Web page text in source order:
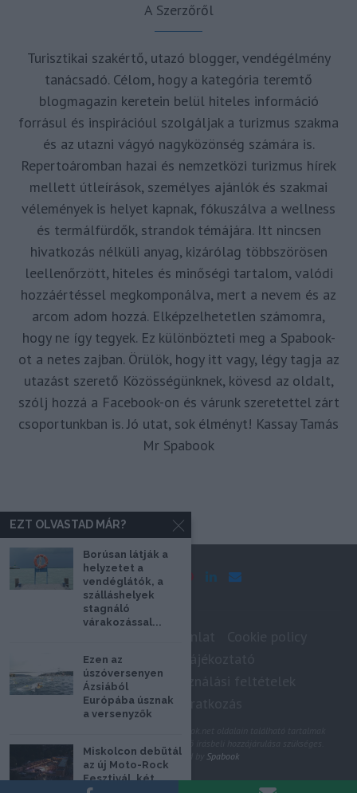
A Szerzőről
Turisztikai szakértő, utazó blogger, vendégélmény
tanácsadó. Célom, hogy a kategória teremtő
blogmagazin keretein belül hiteles információ
forrásul és inspirációul szolgáljak a turizmus szakma
és az utazni vágyó nagyközönség számára is.
Repertoáromban hazai és nemzetközi turizmus hírek
mellett útleírások, személyes ajánlók és szakmai
vélemények is helyet kapnak, fókuszálva a wellness
és termálfürdők, strandok témájára. Itt nincsen
hivatkozás nélküli anyag, kizárólag többszörösen
leellenőrzött, hiteles és minőségi tartalom, valódi
hozzáértéssel megkomponálva, mert a nevem és az
arcom adom hozzá. Elképzelhetetlen számomra,
hogy ne így tegyek. Ez különbözteti meg a Spabook-
ot a netes zajban. Örülök, hogy itt vagy, légy tagja az
utazást szerető Közösségünknek, kövesd az oldalt,
szólj hozzá a Facebook-on és várunk szeretettel zárt
csoportunkban is. Jó utat, sok élményt! Kassay Tamás
Mr Spabook
Adatkezelési tájékoztató
Szerzői jogok, felhasználási feltételek
Hírlevél feliratkozás
felhasználásához, újraközléséhez a szerző írásbeli hozzájárulása szükséges.
All Rights Reserved by Spabook
EZT OLVASTAD MÁR?
Borúsan látják a
helyzetet a
vendéglátók, a
szálláshelyek
stagnáló
várakozással...
Ezen az
úszóversenyen
Ázsiából
Európába úsznak
a versenyzők
Miskolcon debütál
az új Moto-Rock
Fesztivál, két